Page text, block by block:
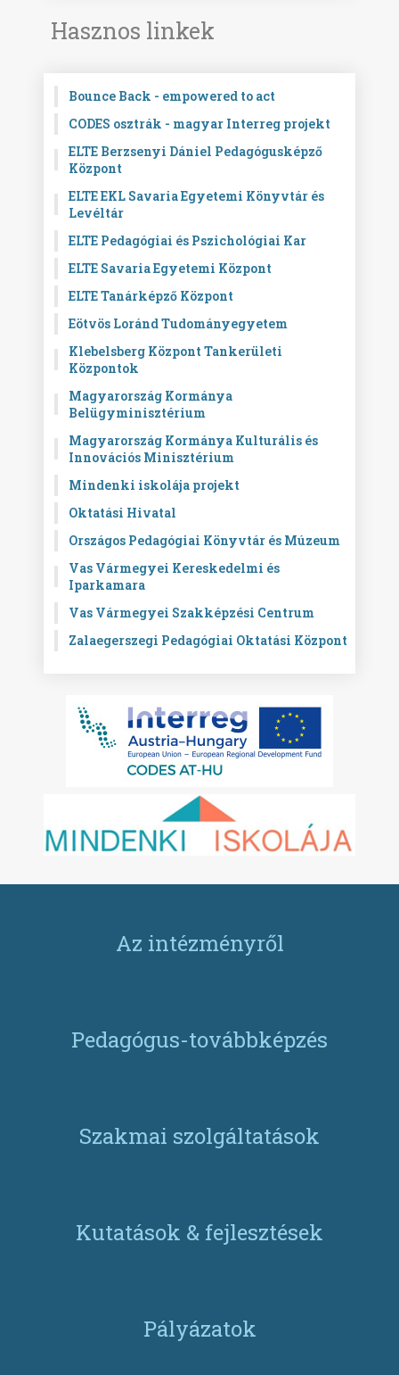
Hasznos linkek
Bounce Back - empowered to act
CODES osztrák - magyar Interreg projekt
ELTE Berzsenyi Dániel Pedagógusképző
Központ
ELTE EKL Savaria Egyetemi Könyvtár és
Levéltár
ELTE Pedagógiai és Pszichológiai Kar
ELTE Savaria Egyetemi Központ
ELTE Tanárképző Központ
Eötvös Loránd Tudományegyetem
Klebelsberg Központ Tankerületi
Központok
Magyarország Kormánya
Belügyminisztérium
Magyarország Kormánya Kulturális és
Innovációs Minisztérium
Mindenki iskolája projekt
Oktatási Hivatal
Országos Pedagógiai Könyvtár és Múzeum
Vas Vármegyei Kereskedelmi és
Iparkamara
Vas Vármegyei Szakképzési Centrum
Zalaegerszegi Pedagógiai Oktatási Központ
Az intézményről
Pedagógus-továbbképzés
Szakmai szolgáltatások
Kutatások & fejlesztések
Pályázatok